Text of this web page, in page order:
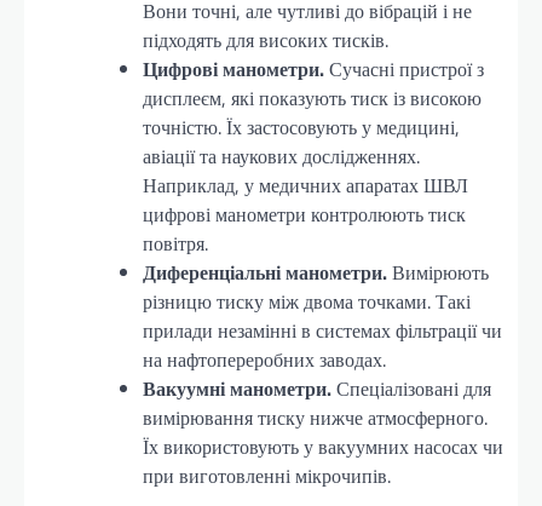
Вони точні, але чутливі до вібрацій і не
підходять для високих тисків.
Цифрові манометри.Сучасні пристрої з
дисплеєм, які показують тиск із високою
точністю. Їх застосовують у медицині,
авіації та наукових дослідженнях.
Наприклад, у медичних апаратах ШВЛ
цифрові манометри контролюють тиск
повітря.
Диференціальні манометри.Вимірюють
різницю тиску між двома точками. Такі
прилади незамінні в системах фільтрації чи
на нафтопереробних заводах.
Вакуумні манометри.Спеціалізовані для
вимірювання тиску нижче атмосферного.
Їх використовують у вакуумних насосах чи
при виготовленні мікрочипів.